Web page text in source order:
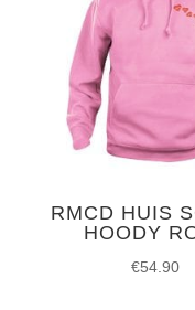
RMCD HUIS
HOODY
€54.90